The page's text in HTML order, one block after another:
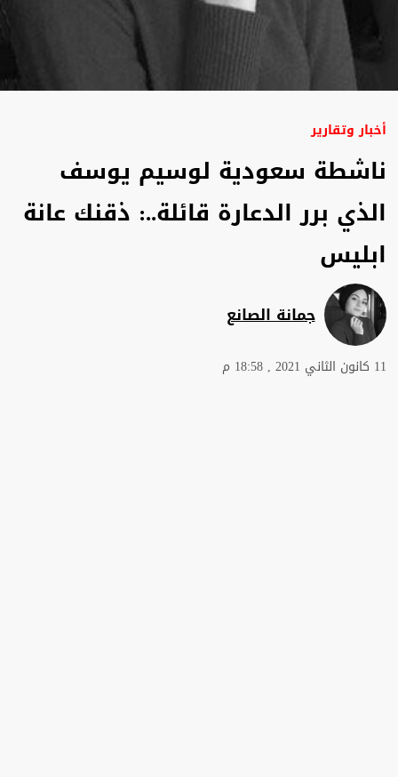
أخبار وتقارير
ناشطة سعودية لوسيم يوسف
الذي برر الدعارة قائلة..: ذقنك عانة
ابليس
جمانة الصانع
11 كانون الثاني 2021 , 18:58 م